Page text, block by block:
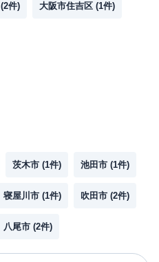
(2件) 大阪市住吉区 (1件)
茨木市 (1件) 池田市 (1件)
寝屋川市 (1件) 吹田市 (2件)
八尾市 (2件)